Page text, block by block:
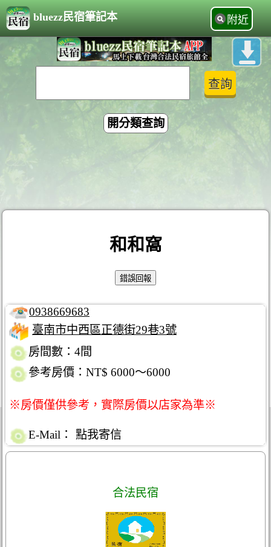
bluezz民宿筆記本 附近
開分類查詢
和和窩
0938669683
臺南市中西區正德街29巷3號
房間數：4間
參考房價：NT$ 6000～6000
※房價僅供參考，實際房價以店家為準※
E-Mail： 點我寄信
合法民宿